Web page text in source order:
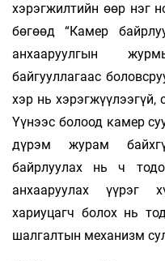
хэрэгжилтийн өөр нэг
бөгөөд “Камер
анхааруулгын
байгууллагаас
хэр нь хэрэгжүүлээгүй,
Үүнээс болоод камер
дүрэм журам
байрлуулах нь ч
анхааруулах үүрэг
хариуцагч болох нь
шалгалтын механизм